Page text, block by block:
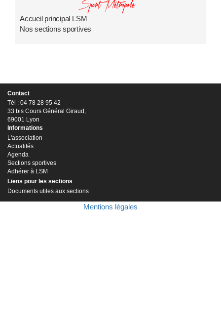
Accueil principal LSM
Nos sections sportives
Contact
Tél : 04 78 28 95 42
33 bis Cours Général Giraud,
69001 Lyon
Informations
L'association
Actualités
Agenda
Sections sportives
Adhérer à LSM
Liens pour les sections
Documents utiles aux sections
Mentions légales